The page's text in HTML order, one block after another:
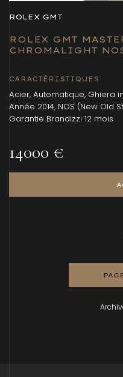
ROLEX GMT
ROLEX GMT
CHROMALIGHT
CARACTÉRISTIQUES
Acier, Automatique, Ghiera
Année 2014, NOS (New Old
Garantie Brandizzi 12 mois
14000 €